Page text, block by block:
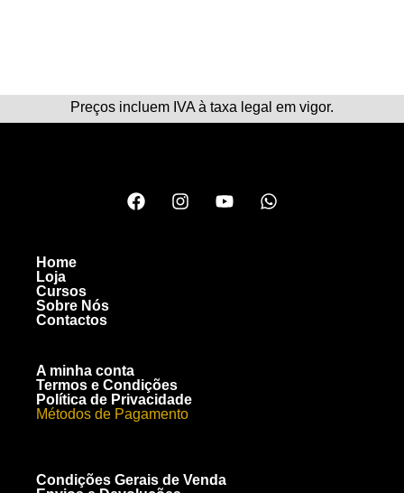
Preços incluem IVA à taxa legal em vigor.
Home
Loja
Cursos
Sobre Nós
Contactos
A minha conta
Termos e Condições
Política de Privacidade
Métodos de Pagamento
Condições Gerais de Venda